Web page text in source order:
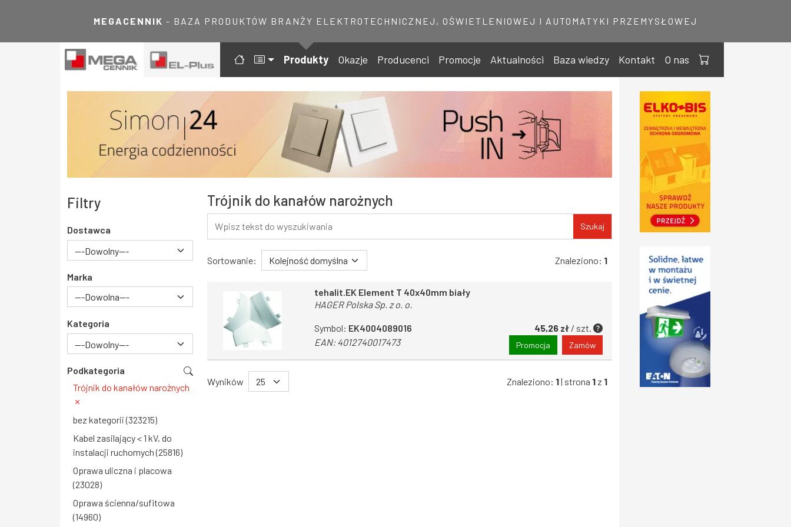
MEGACENNIK - BAZA PRODUKTÓW BRANŻY ELEKTROTECHNICZNEJ, OŚWIETLENIOWEJ I AUTOMATYKI PRZEMYSŁOWEJ
Produkty Okazje Producenci Promocje Aktualności Baza wiedzy Kontakt O nas
Filtry
Dostawca
---Dowolny---
Marka
Kategoria
---Dowolny---
Podkategoria
Trójnik do kanałów narożnych
bez kategorii (323215)
Kabel zasilający < 1 kV, do
instalacji ruchomych (25816)
Oprawa uliczna i placowa
(23028)
Oprawa ścienna/sufitowa
(14960)
Trójnik do kanałów narożnych
Szukaj
Wyniki wyszukiwania
Sortowanie: Znaleziono: 1
tehalit.EK Element T 40x40mm biały
HAGER Polska Sp. z o. o.
Symbol: EK4004089016
EAN:4012740017473
45,26 zł / szt.
Promocja Zamów
Wyników Znaleziono: 1| strona 1 z 1